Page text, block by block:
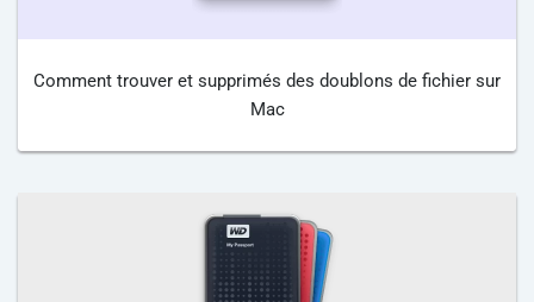
Comment trouver et supprimés des doublons de fichier sur
Mac